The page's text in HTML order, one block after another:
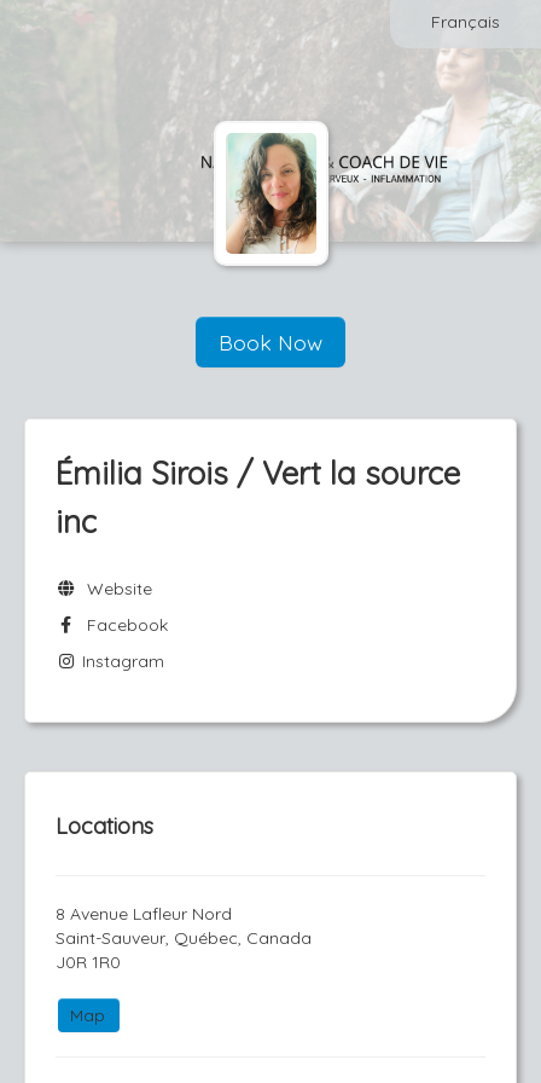
Français
Book Now
Émilia Sirois / Vert la source
inc
Website
Facebook
Instagram
Locations
8 Avenue Lafleur Nord
Saint-Sauveur, Québec, Canada
J0R 1R0
Map